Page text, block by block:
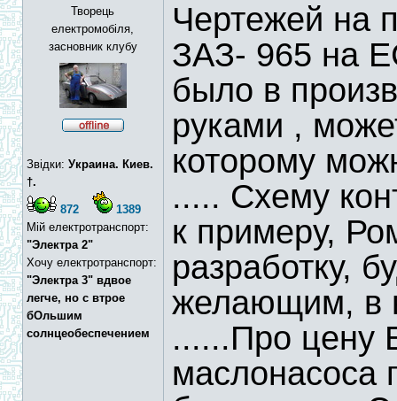
Творець
електромобіля,
засновник клубу
Звідки: Украина. Киев.
†.
872
1389
Мій електротранспорт:
"Электра 2"
Хочу електротранспорт:
"Электра 3" вдвое
легче, но с втрое
бОльшим
солнцеобеспечением
Чертежей на
ЗАЗ- 965 на
было в
руками ,
которому
..... Схему
к примеру,
разработку,
желающим, в
......Про цену
маслонасоса